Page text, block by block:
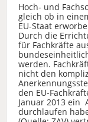
Hoch- und
gleich ob in
EU-Staat
Durch die
für Fachkräfte
werden.
nicht den
den EU-
Januar 2013 ein
durchlaufen